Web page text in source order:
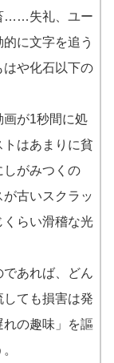
……失礼、ユー
に文字を追う
や化石以下の
が1秒間に処
はあまりに貧
がみつくの
古いスクラッ
らい滑稽な光
であれば、どん
ても損害は発
の趣味」を謳